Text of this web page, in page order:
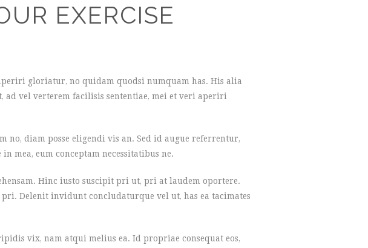
EXERCISE
gloriatur, no quidam quodsi numquam has. His alia
ad vel verterem facilisis sententiae, mei et veri aperiri
diam posse eligendi vis an. Sed id augue referrentur,
mea, eum conceptam necessitatibus ne.
Hinc iusto suscipit pri ut, pri at laudem oportere.
Delenit invidunt concludaturque vel ut, has ea tacimates
vix, nam atqui melius ea. Id propriae consequat eos,